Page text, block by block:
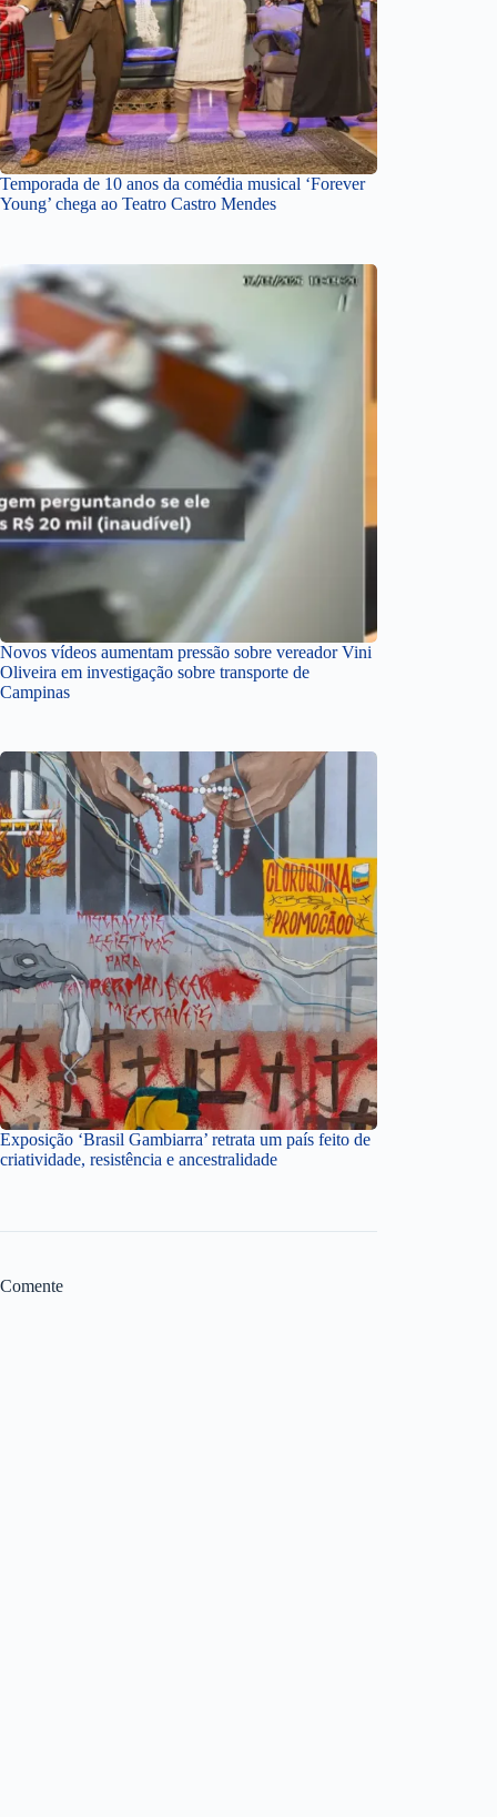
Temporada de 10 anos da comédia musical ‘Forever
Young’ chega ao Teatro Castro Mendes
Novos vídeos aumentam pressão sobre vereador Vini
Oliveira em investigação sobre transporte de
Campinas
Exposição ‘Brasil Gambiarra’ retrata um país feito de
criatividade, resistência e ancestralidade
Comente